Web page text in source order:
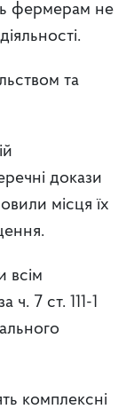
фермерам не
та
докази
місця їх
всім
ч. 7 ст. 111-1
комплексні